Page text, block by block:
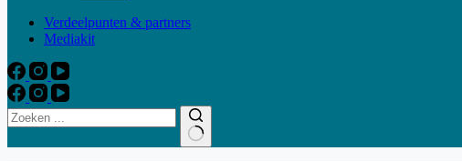
Verdeelpunten & partners
Mediakit